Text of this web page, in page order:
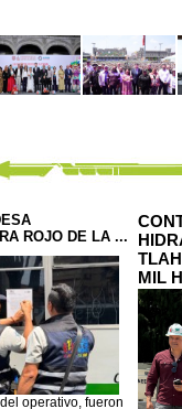
ROJO DE LA ...
operativo, fueron
MIL